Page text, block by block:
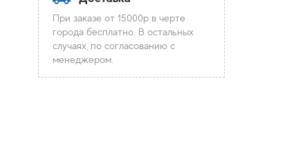
При заказе от 15000р в черте
города бесплатно. В остальных
случаях, по согласованию с
менеджером.